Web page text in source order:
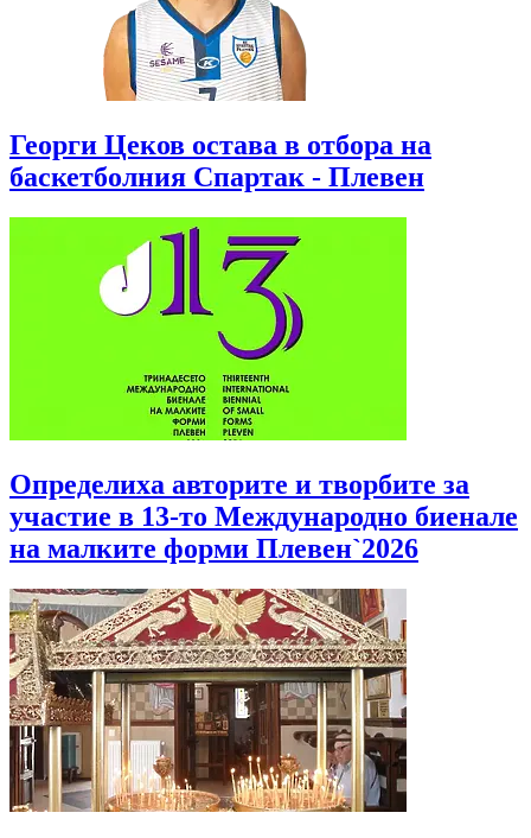
Георги Цеков остава в отбора на
баскетболния Спартак - Плевен
Определиха авторите и творбите за
участие в 13-то Международно биенале
на малките форми Плевен`2026